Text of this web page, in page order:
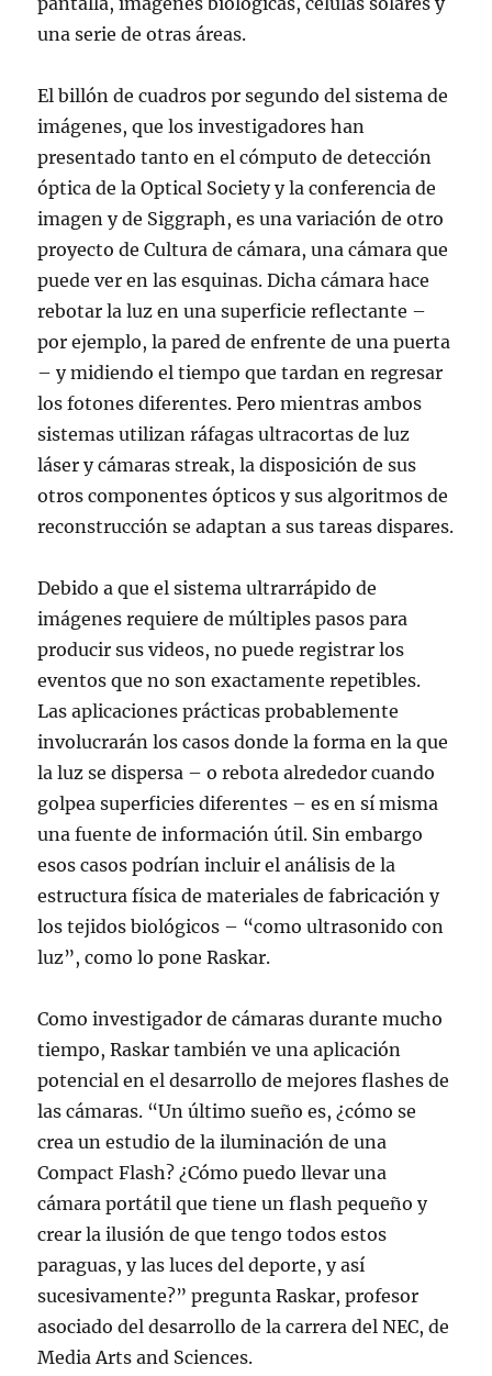
una serie de otras áreas.
El billón de cuadros por segundo del sistema de
imágenes, que los investigadores han
presentado tanto en el cómputo de detección
óptica de la Optical Society y la conferencia de
imagen y de Siggraph, es una variación de otro
proyecto de Cultura de cámara, una cámara que
puede ver en las esquinas. Dicha cámara hace
rebotar la luz en una superficie reflectante –
por ejemplo, la pared de enfrente de una puerta
– y midiendo el tiempo que tardan en regresar
los fotones diferentes. Pero mientras ambos
sistemas utilizan ráfagas ultracortas de luz
láser y cámaras streak, la disposición de sus
otros componentes ópticos y sus algoritmos de
reconstrucción se adaptan a sus tareas dispares.
Debido a que el sistema ultrarrápido de
imágenes requiere de múltiples pasos para
producir sus videos, no puede registrar los
eventos que no son exactamente repetibles.
Las aplicaciones prácticas probablemente
involucrarán los casos donde la forma en la que
la luz se dispersa – o rebota alrededor cuando
golpea superficies diferentes – es en sí misma
una fuente de información útil. Sin embargo
esos casos podrían incluir el análisis de la
estructura física de materiales de fabricación y
los tejidos biológicos – “como ultrasonido con
luz”, como lo pone Raskar.
Como investigador de cámaras durante mucho
tiempo, Raskar también ve una aplicación
potencial en el desarrollo de mejores flashes de
las cámaras. “Un último sueño es, ¿cómo se
crea un estudio de la iluminación de una
Compact Flash? ¿Cómo puedo llevar una
cámara portátil que tiene un flash pequeño y
crear la ilusión de que tengo todos estos
paraguas, y las luces del deporte, y así
sucesivamente?” pregunta Raskar, profesor
asociado del desarrollo de la carrera del NEC, de
Media Arts and Sciences.